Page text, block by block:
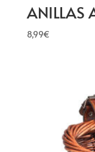
ANILLAS
8,99€